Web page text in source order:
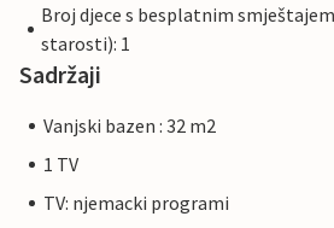
Broj djece s besplatnim
starosti): 1
Sadržaji
Vanjski bazen : 32 m2
1 TV
TV: njemacki programi